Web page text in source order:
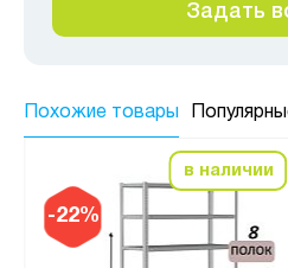
Задать
Похожие товары
-22%
в наличии